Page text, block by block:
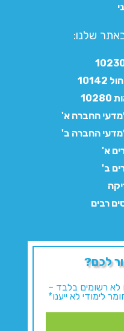
שלנו:​
החברה א'
החברה ב'
א'
ב'
רבים
לכם?
לא רשומים בלבד –
לימודי לא ייענו*